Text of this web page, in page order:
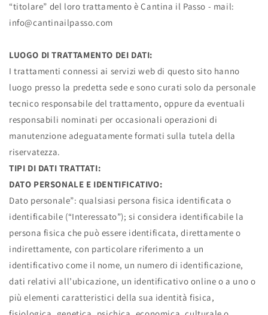
“titolare” del loro trattamento è Cantina il Passo - mail:
info@cantinailpasso.com
LUOGO DI TRATTAMENTO DEI DATI:
I trattamenti connessi ai servizi web di questo sito hanno
luogo presso la predetta sede e sono curati solo da personale
tecnico responsabile del trattamento, oppure da eventuali
responsabili nominati per occasionali operazioni di
manutenzione adeguatamente formati sulla tutela della
riservatezza.
TIPI DI DATI TRATTATI:
DATO PERSONALE E IDENTIFICATIVO:
Dato personale”: qualsiasi persona fisica identificata o
identificabile (“Interessato”); si considera identificabile la
persona fisica che può essere identificata, direttamente o
indirettamente, con particolare riferimento a un
identificativo come il nome, un numero di identificazione,
dati relativi all’ubicazione, un identificativo online o a uno o
più elementi caratteristici della sua identità fisica,